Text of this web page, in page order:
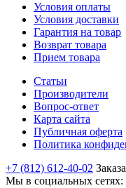
Условия оплаты
Условия доставки
Гарантия на товар
Возврат товара
Прием товара
Статьи
Производители
Вопрос-ответ
Карта сайта
Публичная оферта
Политика
+7 (812) 612-40-02
Мы в социальных сетях: